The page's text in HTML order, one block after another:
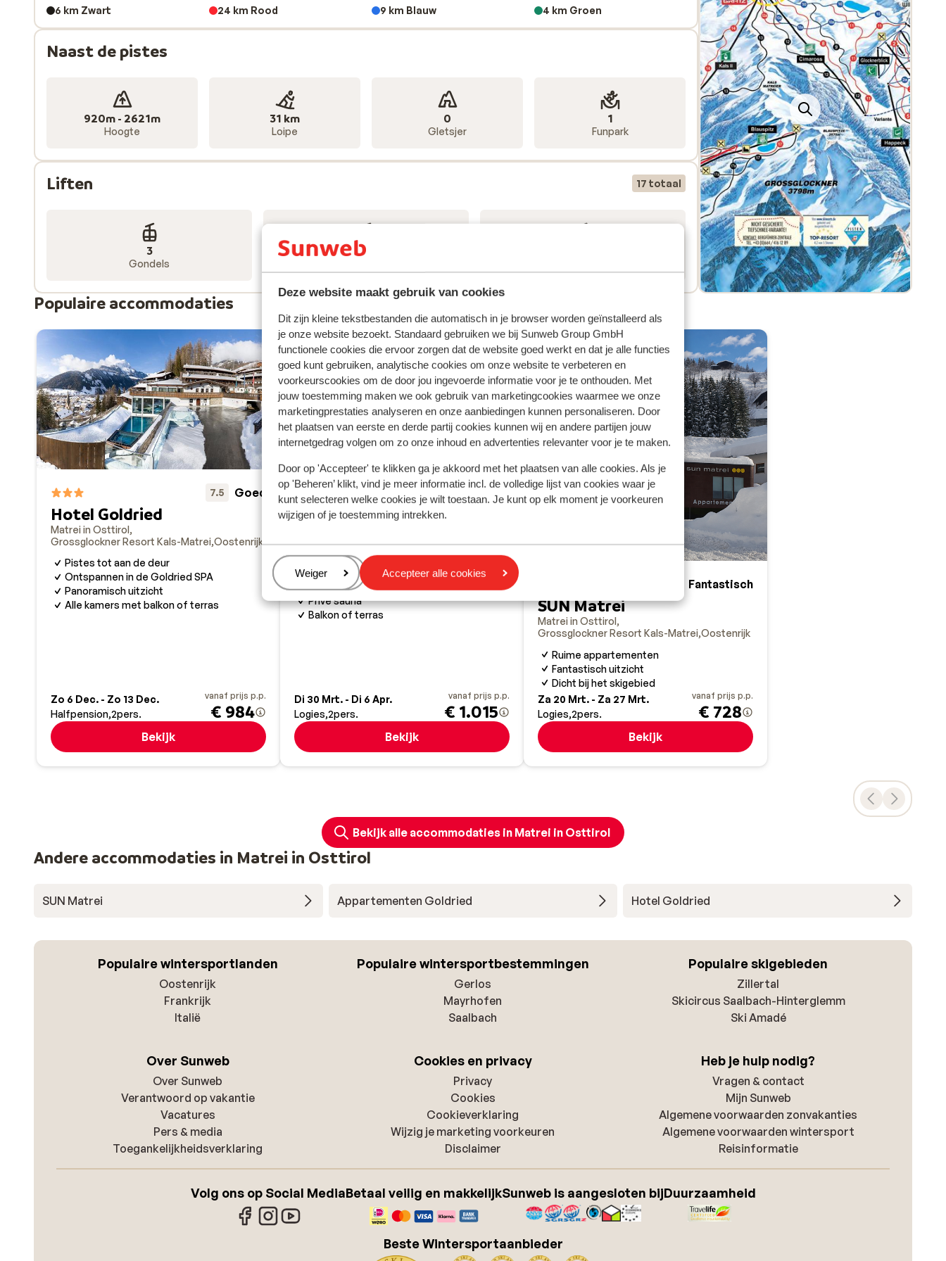
Deze website maakt gebruik van cookies
Dit zijn kleine tekstbestanden die automatisch in je browser worden geïnstalleerd als
je onze website bezoekt. Standaard gebruiken we bij Sunweb Group GmbH
functionele cookies die ervoor zorgen dat de website goed werkt en dat je alle functies
goed kunt gebruiken, analytische cookies om onze website te verbeteren en
voorkeurscookies om de door jou ingevoerde informatie voor je te onthouden. Met
jouw toestemming maken we ook gebruik van marketingcookies waarmee we onze
marketingprestaties analyseren en onze aanbiedingen kunnen personaliseren. Door
het plaatsen van eerste en derde partij cookies kunnen wij en andere partijen jouw
internetgedrag volgen om zo onze inhoud en advertenties relevanter voor je te maken.
Door op 'Accepteer' te klikken ga je akkoord met het plaatsen van alle cookies. Als je
op 'Beheren’ klikt, vind je meer informatie incl. de volledige lijst van cookies waar je
kunt selecteren welke cookies je wilt toestaan. Je kunt op elk moment je voorkeuren
wijzigen of je toestemming intrekken.
Beheren
Weiger Accepteer alle cookies
6 km Zwart 24 km Rood 9 km Blauw 4 km Groen
Naast de pistes
920m - 2621m
Hoogte
31 km
Loipe
0
Gletsjer
1
Funpark
Liften 17 totaal
3
Gondels
6
Populaire accommodaties
7.5 Goed
Hotel Goldried
Matrei in Osttirol
Grossglockner Resort Kals-Matrei Oostenrijk
Pistes tot aan de deur
Ontspannen in de Goldried SPA
Panoramisch uitzicht
Alle kamers met balkon of terras
Zo 6 Dec. - Zo 13 Dec.
Halfpension 2pers.
vanaf prijs p.p.
€ 984
Bekijk
Goed
Appartementen Goldried
Grossglockner Resort Kals-Matrei Oostenrijk
Optioneel ontbijt of halfpension bij te
boeken
Afdalen tot de deur
Prive sauna
Balkon of terras
Di 30 Mrt. - Di 6 Apr.
Logies 2pers.
vanaf prijs p.p.
€ 1.015
Bekijk
Fantastisch
SUN Matrei
Matrei in Osttirol
Grossglockner Resort Kals-Matrei Oostenrijk
Ruime appartementen
Fantastisch uitzicht
Dicht bij het skigebied
Za 20 Mrt. - Za 27 Mrt.
Logies 2pers.
vanaf prijs p.p.
€ 728
Bekijk
Bekijk alle accommodaties in Matrei in Osttirol
Andere accommodaties in Matrei in Osttirol
SUN Matrei Appartementen Goldried Hotel Goldried
Populaire wintersportlanden
Oostenrijk
Frankrijk
Italië
Populaire wintersportbestemmingen
Gerlos
Mayrhofen
Saalbach
Populaire skigebieden
Zillertal
Skicircus Saalbach-Hinterglemm
Ski Amadé
Over Sunweb
Over Sunweb
Verantwoord op vakantie
Vacatures
Pers & media
Toegankelijkheidsverklaring
Cookies en privacy
Privacy
Cookies
Cookieverklaring
Wijzig je marketing voorkeuren
Disclaimer
Heb je hulp nodig?
Vragen & contact
Mijn Sunweb
Algemene voorwaarden zonvakanties
Algemene voorwaarden wintersport
Reisinformatie
Volg ons op Social MediaBetaal veilig en makkelijkSunweb is aangesloten bijDuurzaamheid
Beste Wintersportaanbieder